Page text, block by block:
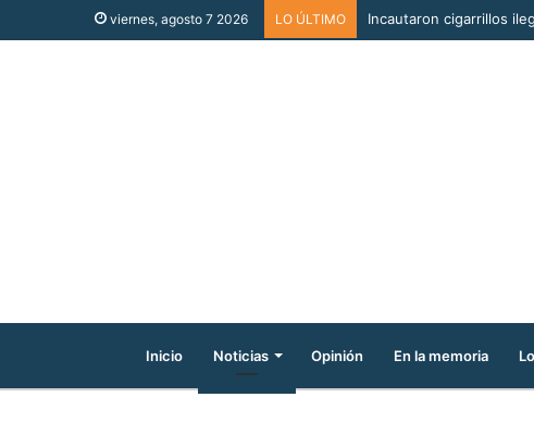
viernes, agosto 7 2026 LO ÚLTIMO Incautaron cigarrillos
Inicio Noticias Opinión En la memoria